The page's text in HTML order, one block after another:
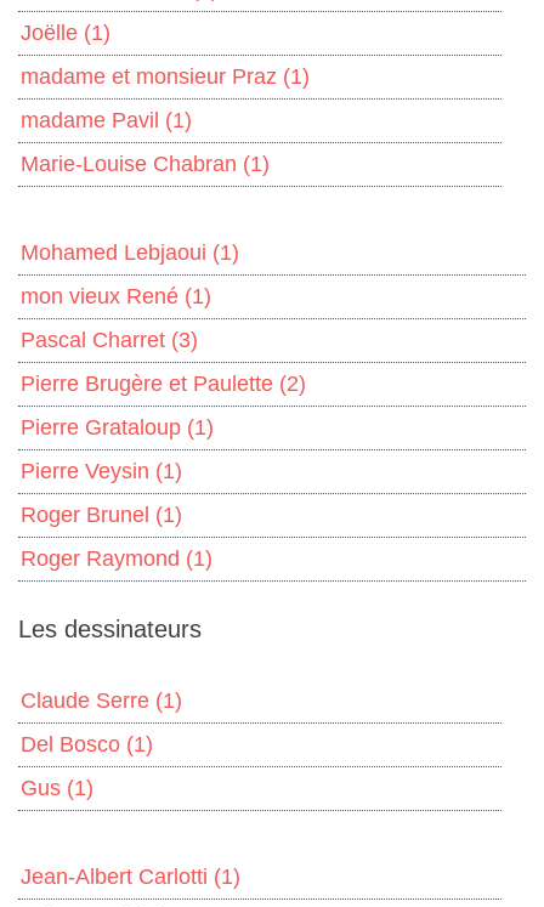
Joëlle (1)
madame et monsieur Praz (1)
madame Pavil (1)
Marie-Louise Chabran (1)
Mohamed Lebjaoui (1)
mon vieux René (1)
Pascal Charret (3)
Pierre Brugère et Paulette (2)
Pierre Grataloup (1)
Pierre Veysin (1)
Roger Brunel (1)
Roger Raymond (1)
Les dessinateurs
Claude Serre (1)
Del Bosco (1)
Gus (1)
Jean-Albert Carlotti (1)